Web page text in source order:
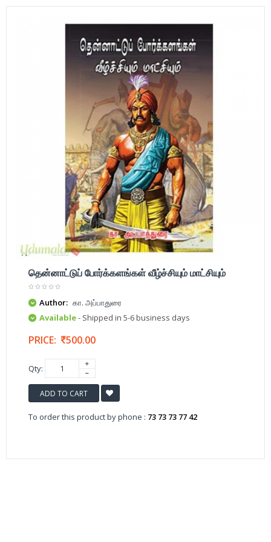
தென்னாட்டுப் போர்க்களங்கள் வீழ்ச்சியும் மாட்சியும்
Author: கா. அப்பாதுரை
Available- Shipped in 5-6 business days
PRICE: 500.00
Qty:
ADD TO CART
To order this product by phone : 73 73 73 77 42